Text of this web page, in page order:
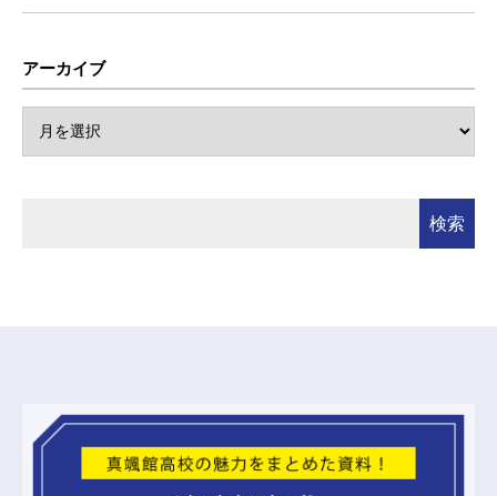
アーカイブ